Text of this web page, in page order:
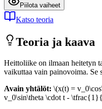
Piilota vaiheet
Katso teoria
Teoria ja kaava
Heittoliike on ilmaan heitetyn
vaikuttaa vain painovoima. Se
Avain yhtälöt: \(x(t) =
v_0\sin\theta \cdot t -